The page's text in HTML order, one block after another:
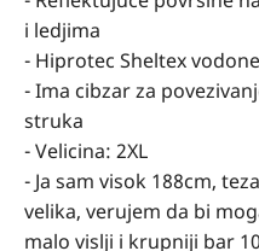
i ledjima
- Hiprotec Sheltex
- Ima cibzar za
struka
- Velicina: 2XL
- Ja sam visok 188cm,
velika, verujem da bi
malo vislji i krupniji bar